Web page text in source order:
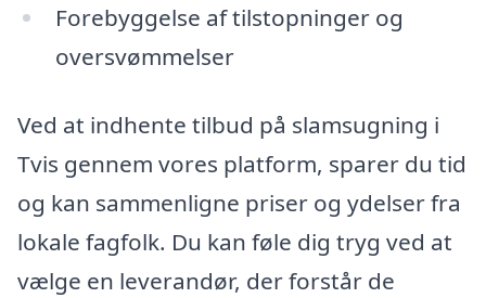
Forebyggelse af tilstopninger og
oversvømmelser
Ved at indhente tilbud på slamsugning i
Tvis gennem vores platform, sparer du tid
og kan sammenligne priser og ydelser fra
lokale fagfolk. Du kan føle dig tryg ved at
vælge en leverandør, der forstår de